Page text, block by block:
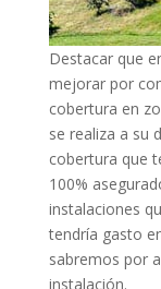
Destacar que
mejorar por
cobertura en
se realiza a su
cobertura que
100%
instalaciones
tendría gasto
sabremos por
instalación.